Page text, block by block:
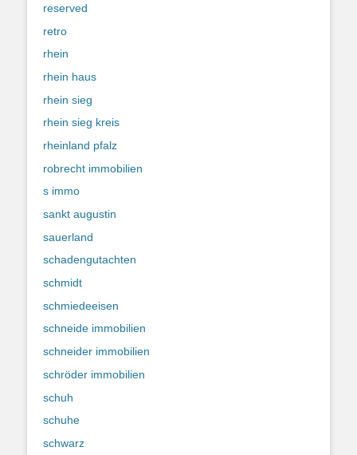
reserved
retro
rhein
rhein haus
rhein sieg
rhein sieg kreis
rheinland pfalz
robrecht immobilien
s immo
sankt augustin
sauerland
schadengutachten
schmidt
schmiedeeisen
schneide immobilien
schneider immobilien
schröder immobilien
schuh
schuhe
schwarz